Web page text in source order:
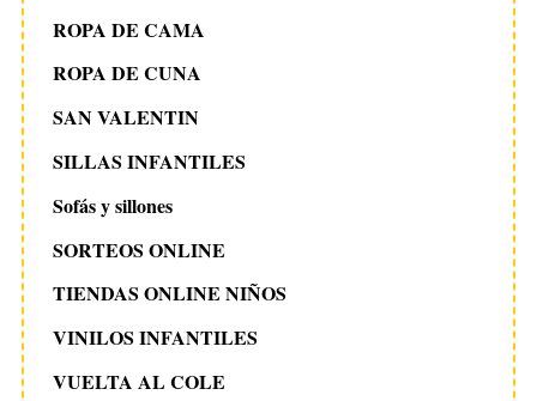
ROPA DE CAMA
ROPA DE CUNA
SAN VALENTIN
SILLAS INFANTILES
Sofás y sillones
SORTEOS ONLINE
TIENDAS ONLINE NIÑOS
VINILOS INFANTILES
VUELTA AL COLE